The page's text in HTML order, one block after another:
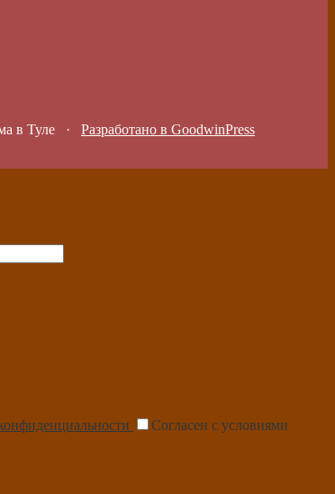
в Туле · Разработано в GoodwinPress
Согласен с условиями